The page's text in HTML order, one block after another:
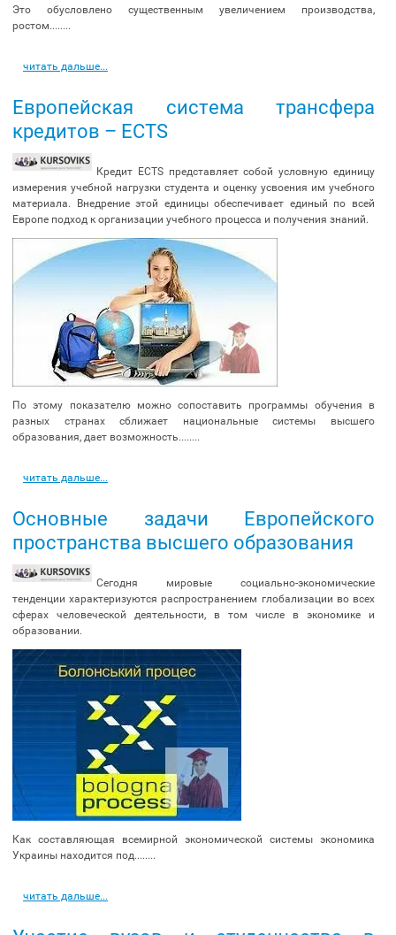
Это обусловлено существенным увеличением производства,
ростом........
читать дальше...
Европейская система трансфера
кредитов – ECTS
Кредит ЕCTS представляет собой условную единицу
измерения учебной нагрузки студента и оценку усвоения им учебного
материала. Внедрение этой единицы обеспечивает единый по всей
Европе подход к организации учебного процесса и получения знаний.
По этому показателю можно сопоставить программы обучения в
разных странах сближает национальные системы высшего
образования, дает возможность........
читать дальше...
Основные задачи Европейского
пространства высшего образования
Сегодня мировые социально-экономические
тенденции характеризуются распространением глобализации во всех
сферах человеческой деятельности, в том числе в экономике и
образовании.
Как составляющая всемирной экономической системы экономика
Украины находится под........
читать дальше...